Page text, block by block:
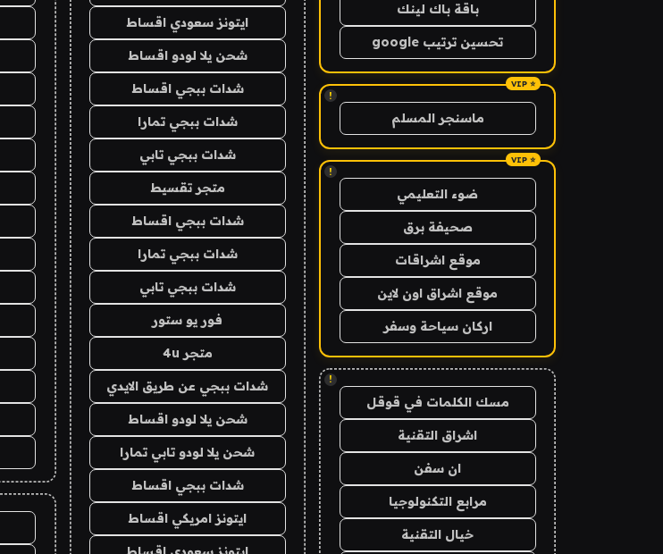
باقة باك لينك
تحسين ترتيب google
!
ماسنجر المسلم
!
ضوء التعليمي
صحيفة برق
موقع اشراقات
موقع اشراق اون لاين
اركان سياحة وسفر
!
مسك الكلمات في قوقل
اشراق التقنية
ان سفن
مرابع التكنولوجيا
خيال التقنية
ايتونز سعودي اقساط
شحن يلا لودو اقساط
شدات ببجي اقساط
شدات ببجي تمارا
شدات ببجي تابي
متجر تقسيط
شدات ببجي اقساط
شدات ببجي تمارا
شدات ببجي تابي
فور يو ستور
متجر 4u
شدات ببجي عن طريق الايدي
شحن يلا لودو اقساط
شحن يلا لودو تابي تمارا
شدات ببجي اقساط
ايتونز امريكي اقساط